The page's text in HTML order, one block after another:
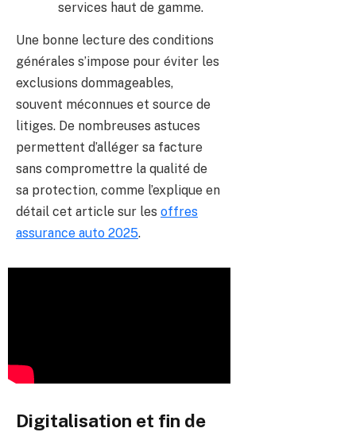
services haut de gamme.
Une bonne lecture des conditions
générales s’impose pour éviter les
exclusions dommageables,
souvent méconnues et source de
litiges. De nombreuses astuces
permettent d’alléger sa facture
sans compromettre la qualité de
sa protection, comme l’explique en
détail cet article sur les offres
assurance auto 2025.
Digitalisation et fin de